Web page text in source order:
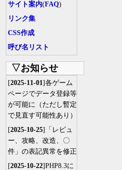
サイト案内(FAQ)
リンク集
CSS作成
呼び名リスト
▽お知らせ
[2025-11-01]各ゲーム
ページでデータ登録等
が可能に（ただし暫定
で見直す可能性あり）
[2025-10-25]「レビュ
ー、攻略、改造、〇
件」の表記異常を修正
[2025-10-22]PHP8.3に